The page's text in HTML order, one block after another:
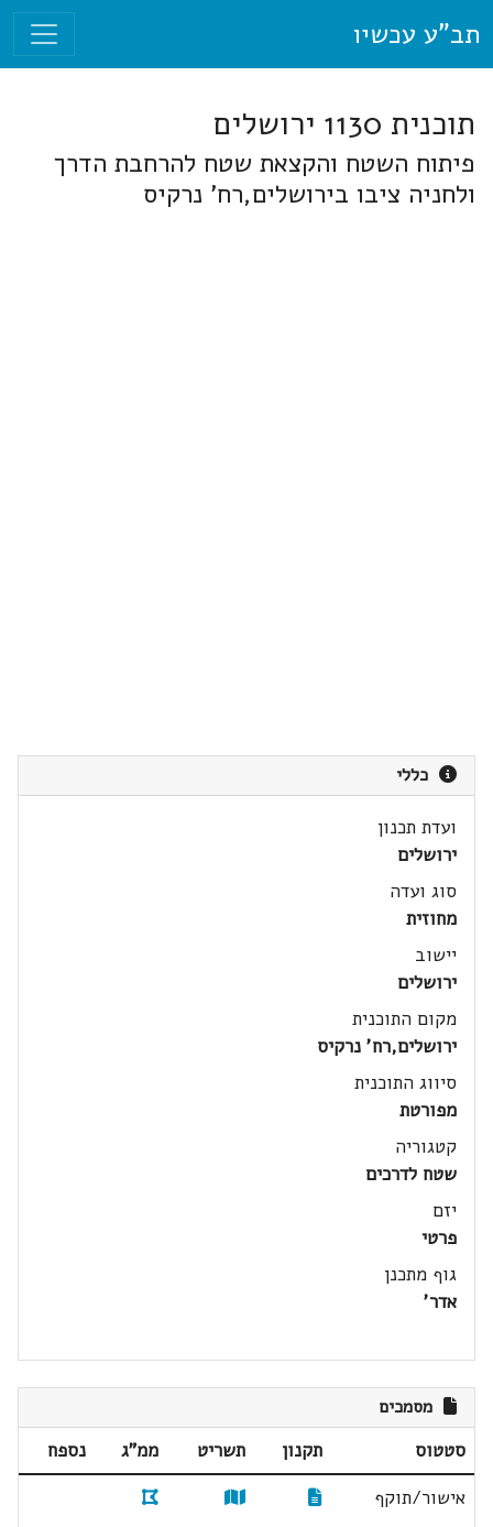
תב"ע עכשיו
תוכנית 1130 ירושלים
פיתוח השטח והקצאת שטח להרחבת הדרך
ולחניה ציבו בירושלים,רח' נרקיס
כללי
ועדת תכנון
ירושלים
סוג ועדה
מחוזית
יישוב
ירושלים
מקום התוכנית
ירושלים,רח' נרקיס
סיווג התוכנית
מפורטת
קטגוריה
שטח לדרכים
יזם
פרטי
גוף מתכנן
אדר'
מסמכים
סטטוס תקנון תשריט ממ"ג
נספח
אישור/תוקף